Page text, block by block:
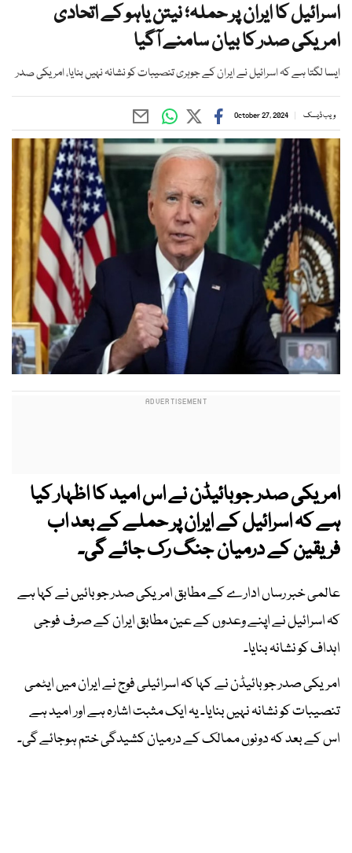
اسرائیل کا ایران پر حملہ؛ نیتن یاہو کے اتحادی
امریکی صدر کا بیان سامنے آگیا
ایسا لگتا ہے کہ اسرائیل نے ایران کے جوہری تنصیبات کو نشانہ نہیں بنایا، امریکی صدر
ویب ڈیسک October 27, 2024
امریکی صدر جوبائیڈن نے اس امید کا اظہار کیا
ہے کہ اسرائیل کے ایران پر حملے کے بعد اب
فریقین کے درمیان جنگ رک جائے گی۔
عالمی خبر رساں ادارے کے مطابق امریکی صدر جوبائیں نے کہا ہے
کہ اسرائیل نے اپنے وعدوں کے عین مطابق ایران کے صرف فوجی
اہداف کو نشانہ بنایا۔
امریکی صدر جوبائیڈن نے کہا کہ اسرائیلی فوج نے ایران میں ایٹمی
تنصیبات کو نشانہ نہیں بنایا۔ یہ ایک مثبت اشارہ ہے اور امید ہے
اس کے بعد کہ دونوں ممالک کے درمیان کشیدگی ختم ہوجائے گی۔